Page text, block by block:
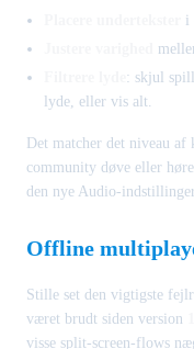
i
: skjul
lyde, eller vis alt.
Det matcher det niveau
community døve eller
den nye Audio-
Offline
Stille set den vigtigste
været brudt siden version
visse split-screen-flows